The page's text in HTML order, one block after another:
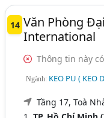
14 Văn Phòng
International
Thông tin này
Ngành: KEO PU ( KEO
Tầng 17, Toà